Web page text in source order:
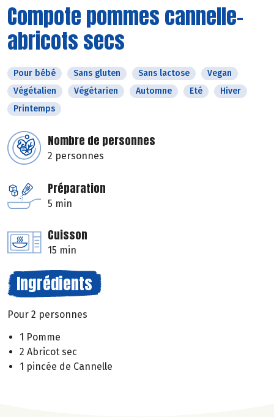
Compote pommes cannelle-
abricots secs
Pour bébé Sans gluten Sans lactose
Vegan
Végétalien
Végétarien Automne Eté
Hiver
Printemps
Nombre de personnes
2 personnes
Préparation
5 min
Cuisson
15 min
Ingrédients
Pour 2 personnes
1 Pomme
2 Abricot sec
1 pincée de Cannelle